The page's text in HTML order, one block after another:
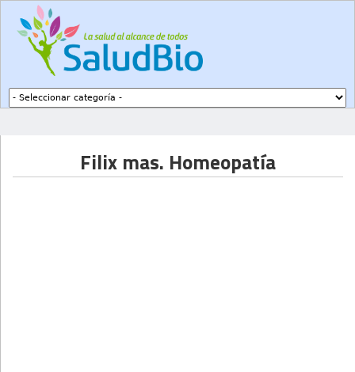
Filix mas. Homeopatía